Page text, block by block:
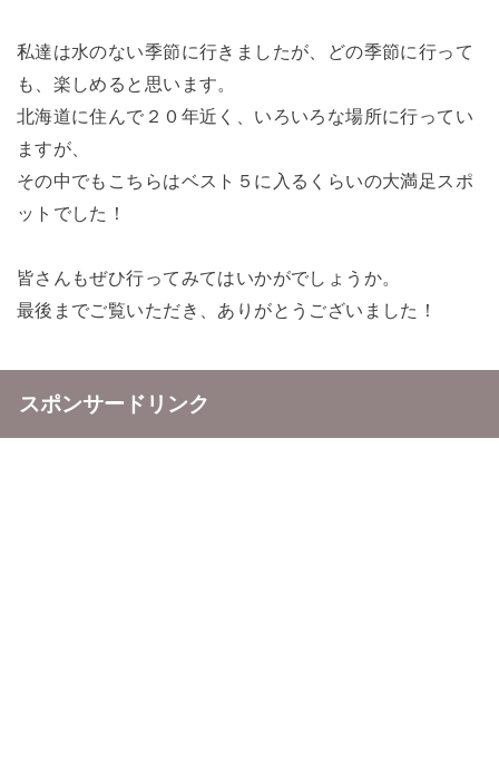
私達は水のない季節に行きましたが、どの季節に行って
も、楽しめると思います。
北海道に住んで２０年近く、いろいろな場所に行ってい
ますが、
その中でもこちらはベスト５に入るくらいの大満足スポ
ットでした！
皆さんもぜひ行ってみてはいかがでしょうか。
最後までご覧いただき、ありがとうございました！
スポンサードリンク